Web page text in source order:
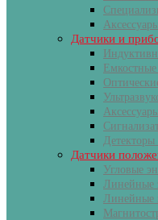
Датчики и
Детекторы
Датчики
Угловые
Линейные
Линейные